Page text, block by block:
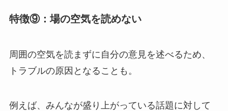
特徴⑨：場の空気を読めない
周囲の空気を読まずに自分の意見を述べるため、
トラブルの原因となることも。
例えば、みんなが盛り上がっている話題に対して